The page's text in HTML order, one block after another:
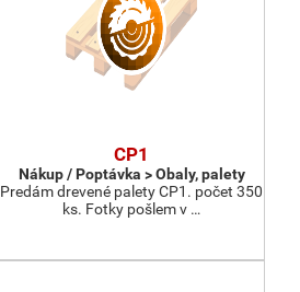
CP1
Nákup / Poptávka > Obaly, palety
Predám drevené palety CP1. počet 350
ks. Fotky pošlem v …